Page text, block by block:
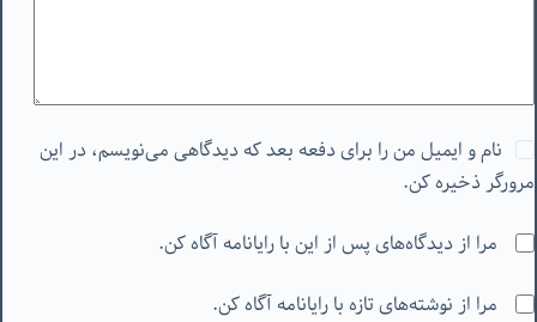
نام و ایمیل من را برای دفعه بعد که دیدگاهی می‌نویسم، در این
مرورگر ذخیره کن.
مرا از دیدگاه‌های پس از این با رایانامه آگاه کن.
مرا از نوشته‌های تازه با رایانامه آگاه کن.